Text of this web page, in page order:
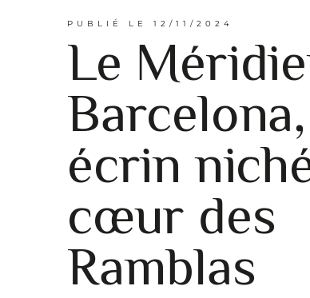
PUBLIÉ LE 12/11/2024
Le
écrin
cœur des
Ramblas